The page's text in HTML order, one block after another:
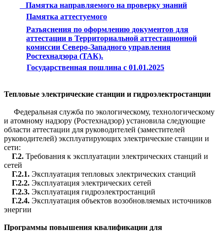
Памятка направляемого на проверку знаний
Памятка аттестуемого
Разъяснения по оформлению документов для
аттестации в Территориальной аттестационной
комиссии Северо-Западного управления
Ростехнадзора (ТАК).
Государственная пошлина с 01.01.2025
Тепловые электрические станции и гидроэлектростанции
Федеральная служба по экологическому, технологическому
и атомному надзору (Ростехнадзор) установила следующие
области аттестации для руководителей (заместителей
руководителей) эксплуатирующих электрические станции и
сети:
Г.2. Требования к эксплуатации электрических станций и
сетей
Г.2.1. Эксплуатация тепловых электрических станций
Г.2.2. Эксплуатация электрических сетей
Г.2.3. Эксплуатация гидроэлектростанций
Г.2.4. Эксплуатация объектов возобновляемых источников
энергии
Программы повышения квалификации для